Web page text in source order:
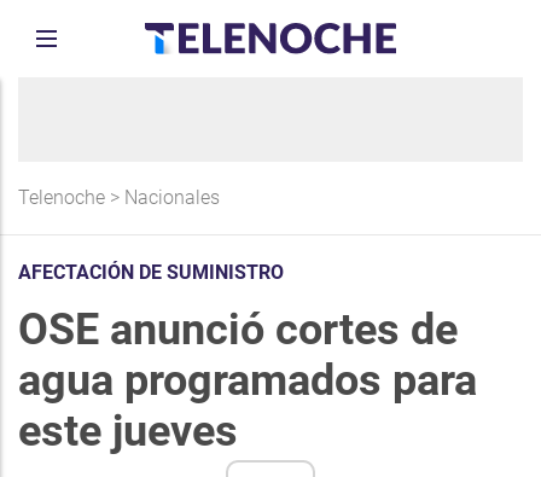
Telenoche > Nacionales
AFECTACIÓN DE SUMINISTRO
OSE anunció cortes de
agua programados para
este jueves